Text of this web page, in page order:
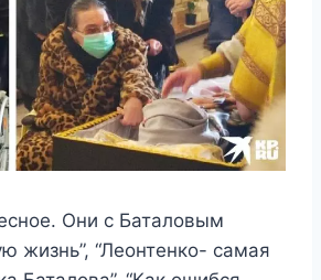
Они с Баталовым
жизнь”, “Леонтенко- самая